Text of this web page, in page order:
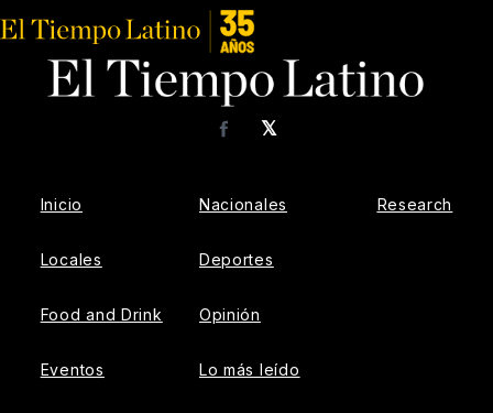
𝕏
Facebook
Inicio
Locales
Food and Drink
Eventos
Nacionales
Deportes
Opinión
Lo más leído
Research